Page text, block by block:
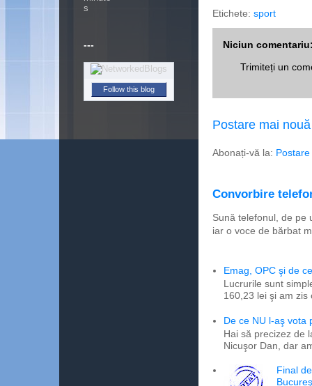
Etichete: sport
Niciun
Trimiteți un
Postare mai nouă
Abonați-vă la:
Convorbire
Sună telefonul, de pe
iar o voce de bărbat
Emag, OPC şi de
Lucrurile sunt
160,23 lei şi am
De ce NU l-aş vota
Hai să precizez de
Nicuşor Dan, dar
Final
---
Follow this blog